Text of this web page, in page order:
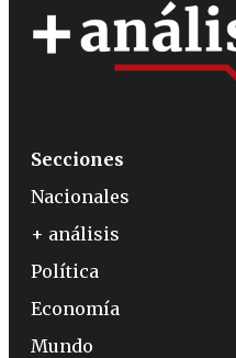
Secciones
Nacionales
+ análisis
Política
Economía
Mundo